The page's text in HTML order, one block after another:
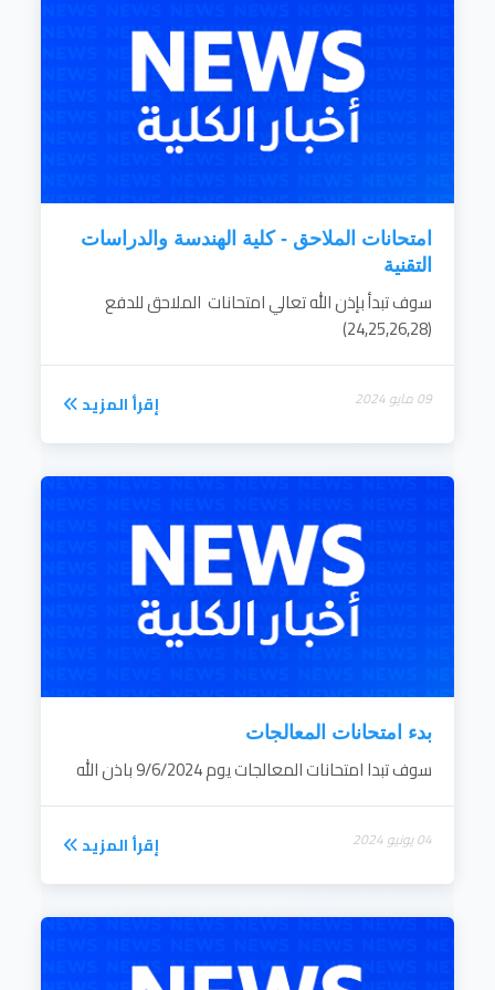
المجتمع ومحققة لأرقى مستويات ومعايير البحث
الأكاديمى العالمية وملتزمة أشد الالتزام بالقيم
الأخلاقية للبحث العلمى وفقا لهوية مجتمعنا
الثقافية.
. تعزيز المشارك المجتمعية وتنمية البيئة وتنمية
الموارد الذاتية للكلية بإستقراء دائم لاحتياجات...
امتحانات الملاحق - كلية الهندسة والدراسات
التقنية
سوف تبدأ بإذن الله تعالي امتحانات الملاحق للدفع
(24,25,26,28)
09 مايو 2024 إقرأ المزيد
بدء امتحانات المعالجات
سوف تبدا امتحانات المعالجات يوم 9/6/2024 باذن الله
04 يونيو 2024 إقرأ المزيد